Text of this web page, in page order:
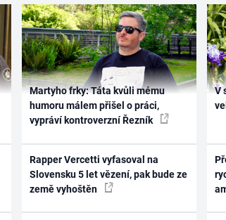
Martyho frky: Táta kvůli mému
humoru málem přišel o práci,
vypráví kontroverzní Řezník
Rapper Vercetti vyfasoval na
Slovensku 5 let vězení, pak bude ze
země vyhoštěn
V